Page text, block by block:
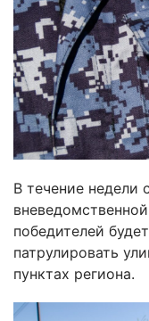
В течение недели
победителей
патрулировать
пунктах региона.